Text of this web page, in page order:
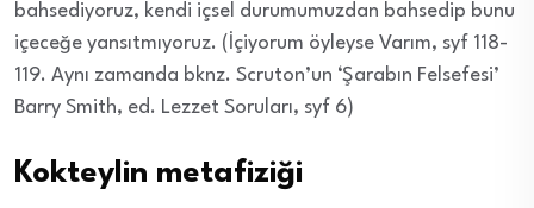
bahsediyoruz, kendi içsel durumumuzdan bahsedip bunu
içeceğe yansıtmıyoruz. (İçiyorum öyleyse Varım, syf 118-
119. Aynı zamanda bknz. Scruton’un ‘Şarabın Felsefesi’
Barry Smith, ed. Lezzet Soruları, syf 6)
Kokteylin metafiziği